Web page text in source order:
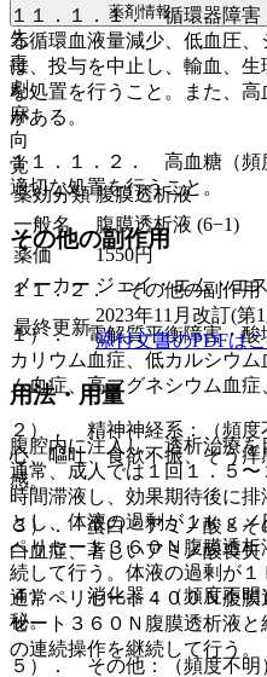
１１．１．１． 循環器障害
る循環血液量減少、低血圧
は、投与を中止し、輸血、
な処置を行うこと。また、
がある。
１１．１．２． 高血糖（頻
適切な処置を行うこと。
その他の副作用
１１．２． その他の副作用
１）． 電解質平衡障害・酸
カリウム血症、低カルシウ
ム血症、高マグネシウム血症
２）． 精神神経系：（頻度
心、嘔吐、食欲不振、そう
感。
３）． 蛋白・アミノ酸・そ
白血症、著しいアミノ酸喪
４）． 消化器：（頻度不明
秘。
５）． その他：（頻度不明
薬剤情報
先
毒
劇
麻
向
覚
薬効分類 腹膜透析液
一般名
腹膜透析液 (6−1)
薬価
1550円
メーカー ジェイ・エム・エス
最終更新
2023年11月改訂(第
添付文書のPDFは
用法・用量
腹腔内に注入し、透析治療を
通常、成人では１回１．５
時間滞液し、効果期待後に
とし、体液の過剰が１ｋｇ
ペリセート３６０Ｎ腹膜透
続して行う。体液の過剰が１
通常ペリセート４００Ｎ腹
セート３６０Ｎ腹膜透析液
の連続操作を継続して行う。